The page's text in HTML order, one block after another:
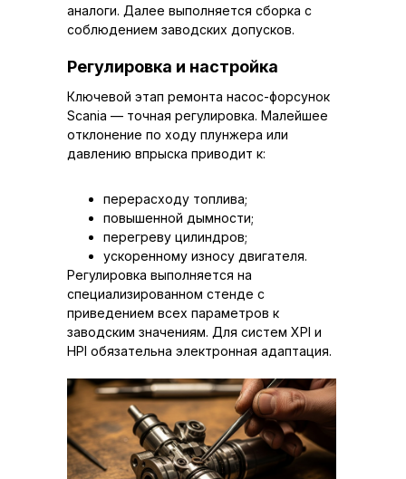
Регулировка и настройка
аналоги. Далее выполняется сборка с
соблюдением заводских допусков.
Регулировка выполняется на
специализированном стенде с
приведением всех параметров к
заводским значениям. Для систем XPI и
HPI обязательна электронная адаптация.
Ключевой этап ремонта насос-форсунок
Scania — точная регулировка. Малейшее
отклонение по ходу плунжера или
давлению впрыска приводит к:
перерасходу топлива;
повышенной дымности;
перегреву цилиндров;
ускоренному износу двигателя.